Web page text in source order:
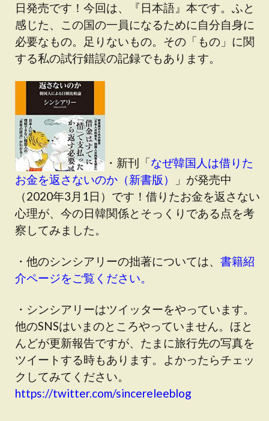
日発売です！今回は、『日本語』本です。ふと
感じた、この国の一員になるために自分自身に
必要なもの。足りないもの。その「もの」に関
する私の試行錯誤の記録でもあります。
・新刊「なぜ韓国人は借りた
お金を返さないのか（新書版）
」が発売中
（2020年3月1日）です！借りたお金を返さない
心理が、今の日韓関係とそっくりである点を考
察してみました。
・他のシンシアリーの拙著については、 書籍紹
介ページをご覧ください。
・シンシアリーはツイッターをやっています。
他のSNSはいまのところやっていません。ほと
んどが更新報告ですが、たまに旅行先の写真を
ツイートする時もあります。よかったらチェッ
クしてみてください。
https://twitter.com/sincereleeblog